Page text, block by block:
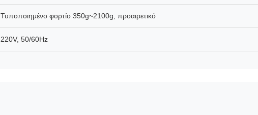
Τυποποιημένο φορτίο 350g~2100g, προαιρετικό
220V, 50/60Hz